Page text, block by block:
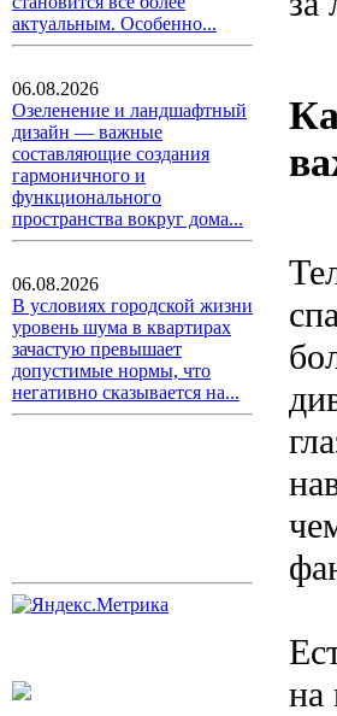
актуальным. Особенно...
06.08.2026
Озеленение и ландшафтный
дизайн — важные
составляющие создания
гармоничного и
функционального
пространства вокруг дома...
06.08.2026
В условиях городской жизни
уровень шума в квартирах
зачастую превышает
допустимые нормы, что
негативно сказывается на...
на